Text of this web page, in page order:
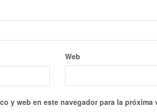
Web
y web en este navegador para la próxima